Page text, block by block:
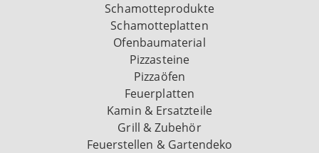
Schamotteprodukte
Schamotteplatten
Ofenbaumaterial
Pizzasteine
Pizzaöfen
Feuerplatten
Kamin & Ersatzteile
Grill & Zubehör
Feuerstellen & Gartendeko